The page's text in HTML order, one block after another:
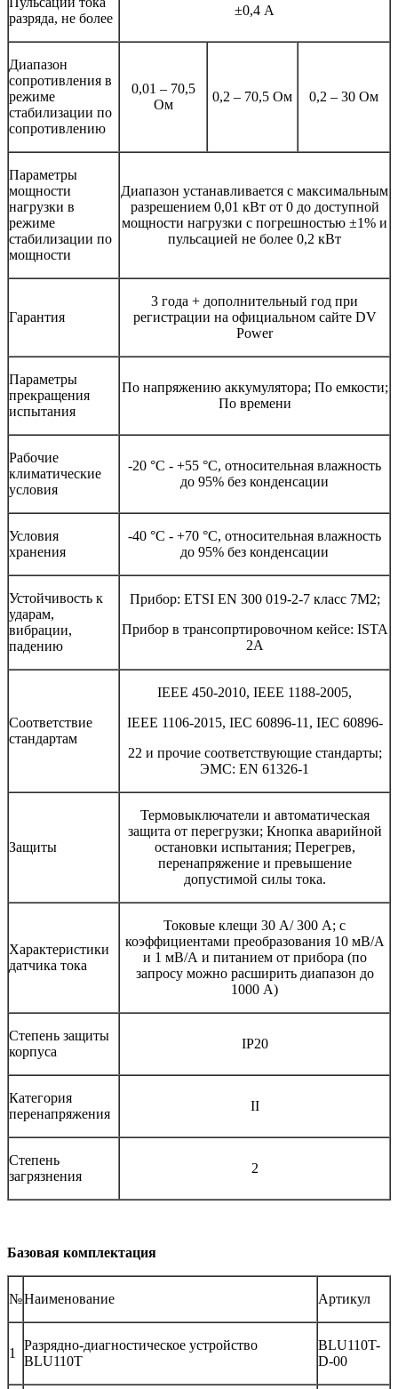
разряда, не более
±0,4 А
Диапазон
сопротивления в
режиме
стабилизации по
сопротивлению
0,01 – 70,5
Ом
0,2 – 70,5 Ом 0,2 – 30 Ом
Параметры
мощности
нагрузки в
режиме
стабилизации по
мощности
Диапазон устанавливается с максимальным
разрешением 0,01 кВт от 0 до доступной
мощности нагрузки с погрешностью ±1% и
пульсацией не более 0,2 кВт
Гарантия
3 года + дополнительный год при
регистрации на официальном сайте DV
Power
Параметры
прекращения
испытания
По напряжению аккумулятора; По емкости;
По времени
Рабочие
климатические
условия
-20 °С - +55 °С, относительная влажность
до 95% без конденсации
Условия
хранения
-40 °С - +70 °С, относительная влажность
до 95% без конденсации
Устойчивость к
ударам,
вибрации,
падению
Прибор: ETSI EN 300 019-2-7 класс 7M2;
Прибор в трансопртировочном кейсе: ISTA
2A
Соответствие
стандартам
IEEE 450-2010, IEEE 1188-2005,
IEEE 1106-2015, IEC 60896-11, IEC 60896-
22 и прочие соответствующие стандарты;
ЭМС: EN 61326-1
Защиты
Термовыключатели и автоматическая
защита от перегрузки; Кнопка аварийной
остановки испытания; Перегрев,
перенапряжение и превышение
допустимой силы тока.
Характеристики
датчика тока
Токовые клещи 30 А/ 300 А; с
коэффициентами преобразования 10 мВ/А
и 1 мВ/А и питанием от прибора (по
запросу можно расширить диапазон до
1000 А)
Степень защиты
корпуса
IP20
Категория
перенапряжения
II
Степень
загрязнения
2
Базовая комплектация
№Наименование Артикул
1
Разрядно-диагностическое устройство
BLU110T
BLU110T-
D-00